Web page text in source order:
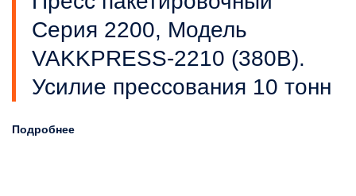
Серия 2200, Модель
VAKKPRESS-2210 (380В).
Усилие прессования 10 тонн
Подробнее